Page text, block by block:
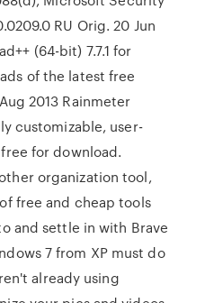
RU Orig. 20 Jun
(64-bit) 7.7.1 for
of the latest free
2013 Rainmeter
customizable, user-
for download.
organization tool,
free and cheap tools
and settle in with Brave
7 from XP must do
already using